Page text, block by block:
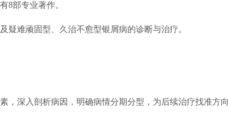
部专业著作。
难顽固型、久治不愈型银屑病的诊断与治疗。
深入剖析病因，明确病情分期分型，为后续治疗找准方